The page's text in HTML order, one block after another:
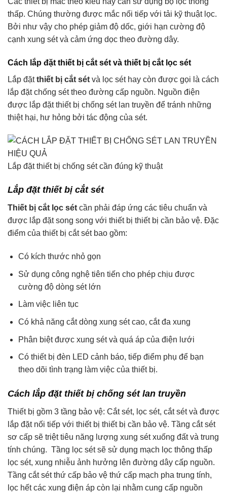
thấp. Chúng thường được mắc nối tiếp với tải kỹ thuật lọc.
Bởi như vậy cho phép giảm độ dốc, giới hạn cường độ
cạnh xung sét và cảm ứng dọc theo đường dây.
Cách lắp đặt thiết bị cắt sét và thiết bị cắt lọc sét
Lắp đặtthiết bị cắt sét và lọc sét hay còn được gọi là cách
lắp đặt chống sét theo đường cấp nguồn. Nguồn điện
được lắp đặt thiết bị chống sét lan truyền để tránh những
thiệt hại, hư hỏng bởi tác động của sét.
Lắp đặt thiết bị chống sét cần đúng kỹ thuật
Lắp đặt thiết bị cắt sét
Thiết bị cắt lọc sét cần phải đáp ứng các tiêu chuẩn và
được lắp đặt song song với thiết bị thiết bị cần bảo vệ. Đặc
điểm của thiết bị cắt sét bao gồm:
Có kích thước nhỏ gọn
Sử dụng công nghệ tiên tiến cho phép chịu được
cường độ dòng sét lớn
Làm việc liên tục
Có khả năng cắt dòng xung sét cao, cắt đa xung
Phân biệt được xung sét và quá áp của điện lưới
Có thiết bị đèn LED cảnh báo, tiếp điểm phụ để bạn
theo dõi tình trạng làm việc của thiết bị.
Cách lắp đặt thiết bị chống sét lan truyền
Thiết bị gồm 3 tầng bảo vệ: Cắt sét, lọc sét, cắt sét và được
lắp đặt nối tiếp với thiết bị thiết bị cần bảo vệ. Tầng cắt sét
sơ cấp sẽ triệt tiêu năng lượng xung sét xuống đất và trung
tính chúng. Tầng lọc sét sẽ sử dụng mạch lọc thông thấp
lọc sét, xung nhiễu ảnh hưởng lên đường dây cấp nguồn.
Tầng cắt sét thứ cấp bảo vệ thứ cấp mạch pha trung tính,
lọc hết các xung điện áp còn lại nhằm cung cấp nguồn